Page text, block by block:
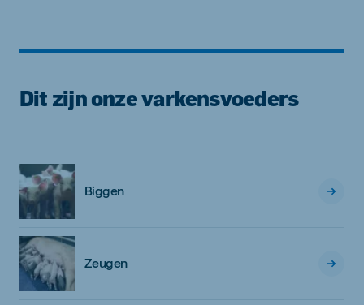
Dit zijn onze varkensvoeders
Biggen
Zeugen